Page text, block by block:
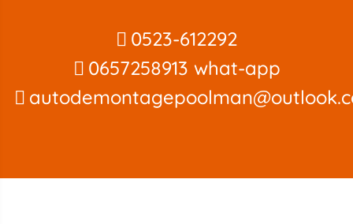
0523-612292
0657258913 what-app